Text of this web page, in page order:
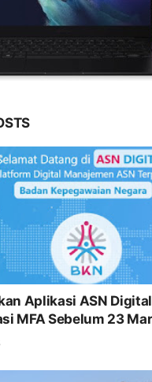
Aplikasi ASN
MFA Sebelum 23